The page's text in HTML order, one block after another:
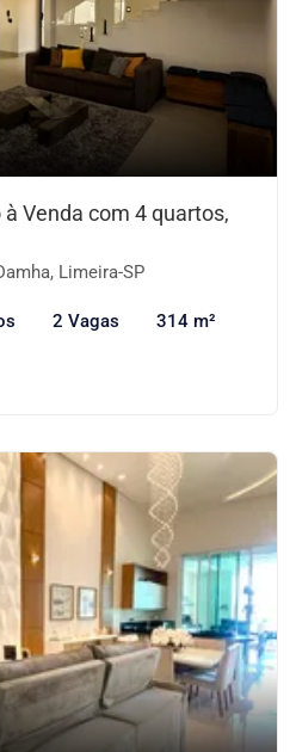
Venda com 4 quartos,
Limeira-SP
2 Vagas 314 m²